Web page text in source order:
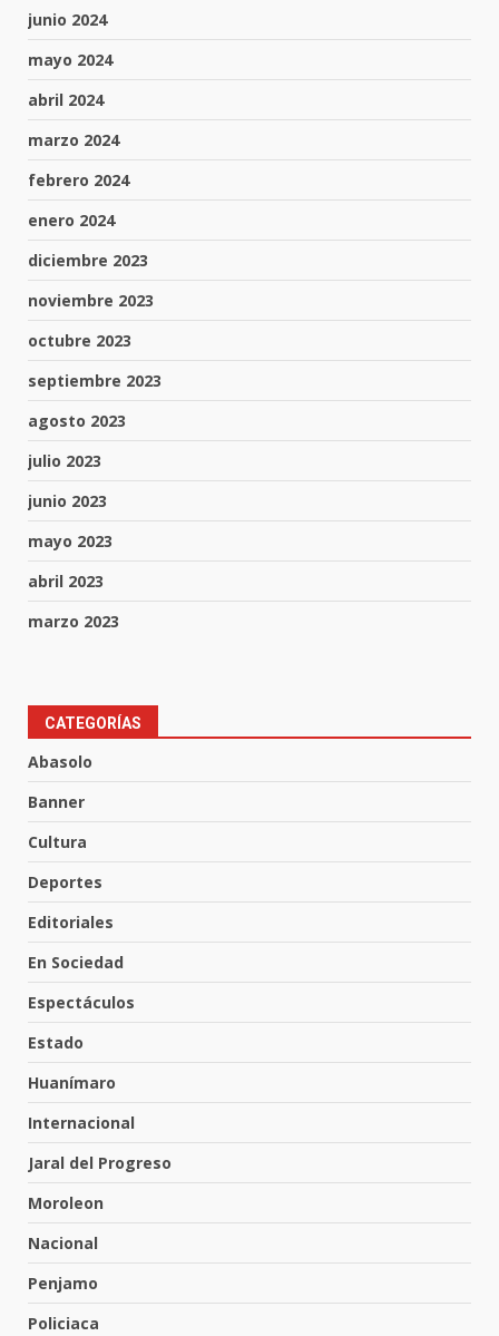
junio 2024
mayo 2024
abril 2024
marzo 2024
febrero 2024
enero 2024
diciembre 2023
noviembre 2023
octubre 2023
septiembre 2023
agosto 2023
julio 2023
junio 2023
mayo 2023
abril 2023
marzo 2023
CATEGORÍAS
Abasolo
Banner
Cultura
Deportes
Editoriales
En Sociedad
Espectáculos
Estado
Huanímaro
Internacional
Jaral del Progreso
Moroleon
Nacional
Penjamo
Policiaca
3
vidas.
4
Incendio en taller mecánico de
5
Arte en Cartonería
6
Valle de Santiago refuerza
seguridad con nuevas unidades